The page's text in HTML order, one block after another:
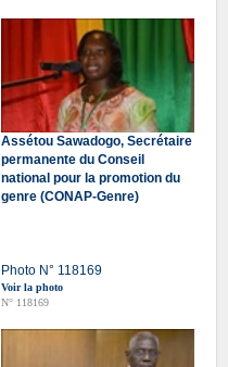
Assétou Sawadogo, Secrétaire
permanente du Conseil
national pour la promotion du
genre (CONAP-Genre)
Photo N° 118169
Voir la photo
N° 118169